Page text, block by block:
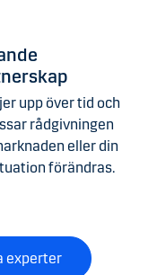
upp över tid och
rådgivningen
eller din
förändras.
experter